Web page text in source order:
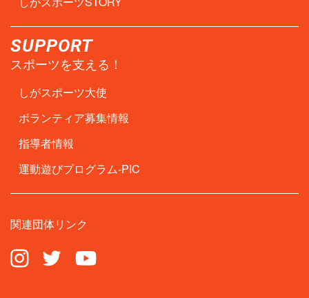
SUPPORT
スポーツを支える！
しがスポーツ大使
ボランティア募集情報
指導者情報
運動遊びプログラム-PIC
関連団体リンク